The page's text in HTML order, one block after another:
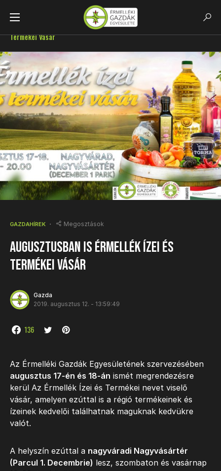
Augusztusban Is Érmellék Ízei És
Termékei Vásár
GAZDAHÍREK Megosztások
Augusztusban is Érmellék ízei és
termékei vásár
Gazda
2019. augusztus 12. - 13:59:49
136
Az Érmelléki Gazdák Egyesületének szervezésében
augusztus 17-én és 18-án ismét megrendezésre
kerül Az Érmellék Ízei és Termékei nevet viselő
vásár, amelyen ezúttal is a régió termékeinek és
ízeinek kedvelői találhatnak maguknak kedvükre
valót.
A helyszín ezúttal a nagyváradi Nagyvásártér
(Parcul 1. Decembrie) lesz, szombaton és vasárnap